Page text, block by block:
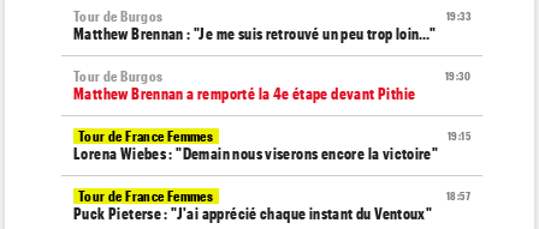
19:33
Tour de Burgos
Matthew Brennan : "Je me suis retrouvé un peu trop loin…"
19:30
Tour de Burgos
Matthew Brennan a remporté la 4e étape devant Pithie
19:15
Tour de France Femmes
Lorena Wiebes : "Demain nous viserons encore la victoire"
18:57
Tour de France Femmes
Puck Pieterse : "J'ai apprécié chaque instant du Ventoux"